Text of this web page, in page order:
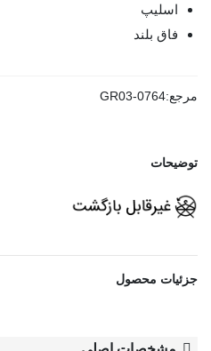
اسلیپ
فاق بلند
مرجع:GR03-0764
توضیحات
جزئیات محصول